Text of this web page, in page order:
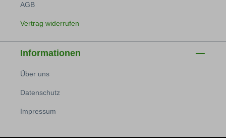
AGB
Vertrag widerrufen
Informationen
Über uns
Datenschutz
Impressum